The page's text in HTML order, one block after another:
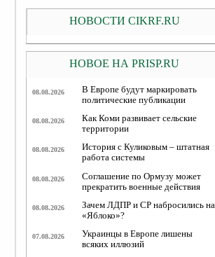
НОВОСТИ CIKRF.RU
НОВОЕ НА PRISP.RU
08.08.2026
В Европе будут маркировать
политические публикации
08.08.2026
Как Коми развивает сельские
территории
08.08.2026
История с Куликовым – штатная
работа системы
08.08.2026
Соглашение по Ормузу может
прекратить военные действия
08.08.2026
Зачем ЛДПР и СР набросились на
«Яблоко»?
07.08.2026
Украинцы в Европе лишены
всяких иллюзий